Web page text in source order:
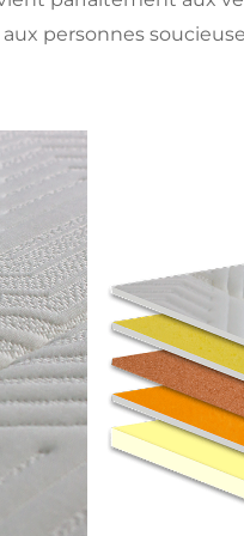
personnes